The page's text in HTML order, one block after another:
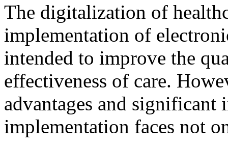
The digitalization of
implementation of
intended to improve the
effectiveness of care.
advantages and significant
implementation faces not